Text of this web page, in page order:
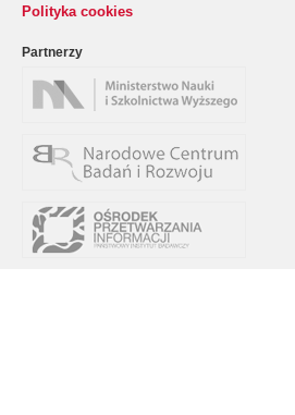
Polityka cookies
Partnerzy